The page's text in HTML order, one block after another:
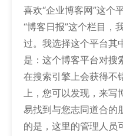
喜欢“企业博客网”这个
“博客日报”这个栏目，
过。我选择这个平台其
是：这个博客平台对搜
在搜索引擎上会获得不
上，您可以发现，来写
易找到与您志同道合的
的是，这里的管理人员